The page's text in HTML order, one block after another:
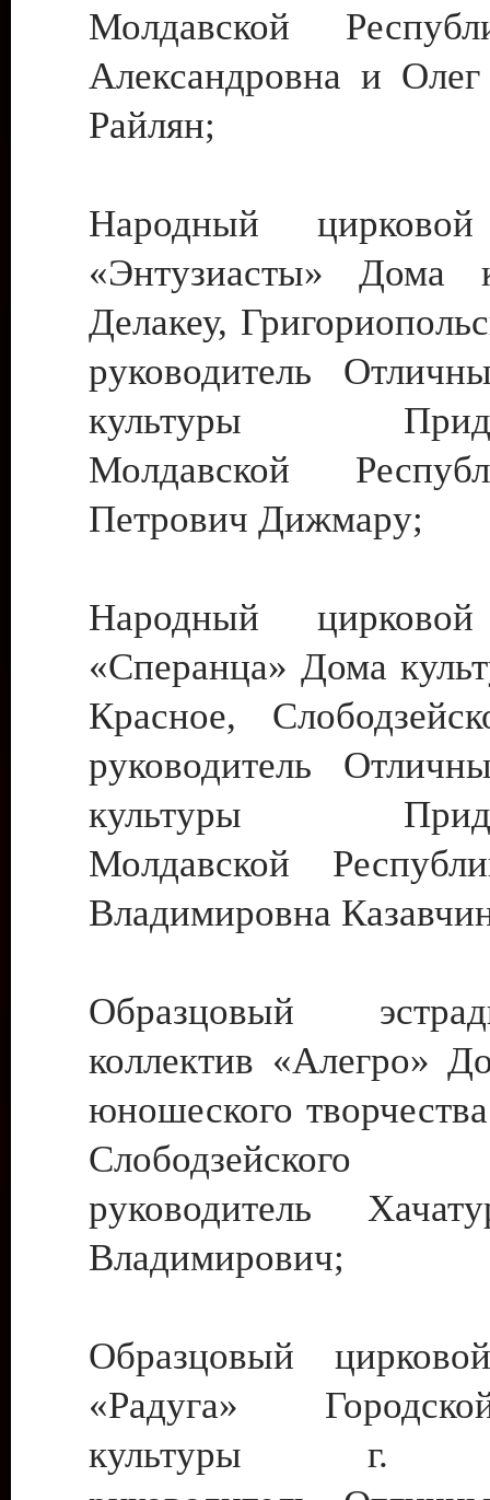
Молдавской
Александровна и
Райлян;
Народный цирковой
«Энтузиасты» Дома
Делакеу,
руководитель
культуры
Молдавской
Петрович Дижмару;
Народный цирковой
«Сперанца» Дома
Красное,
руководитель
культуры
Молдавской
Владимировна
Образцовый
коллектив «Алегро»
юношеского
руководитель
Владимирович;
Образцовый
«Радуга»
культуры г.